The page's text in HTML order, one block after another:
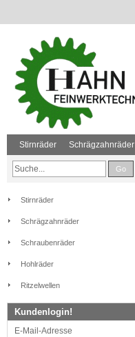
Stirnräder Schrägzahnräder
Go
Stirnräder
Schrägzahnräder
Schraubenräder
Hohlräder
Ritzelwellen
Kundenlogin!
E-Mail-Adresse